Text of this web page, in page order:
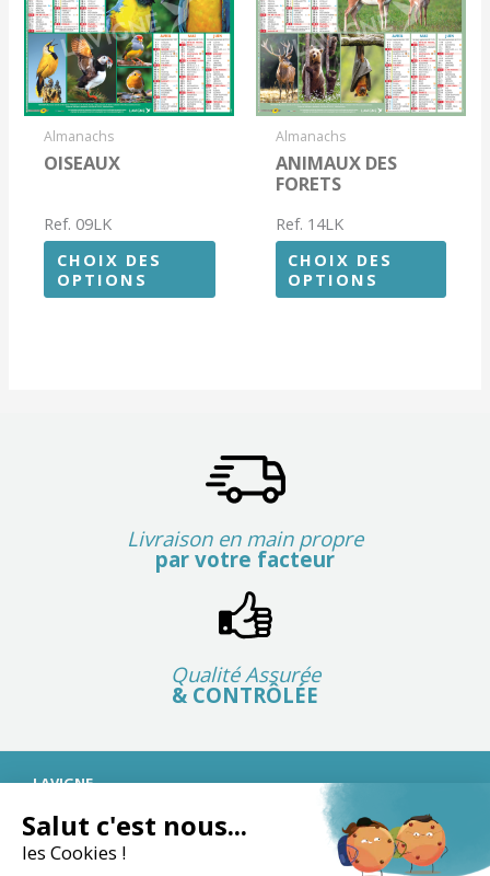
Almanachs
OISEAUX
Ref. 09LK
CHOIX DES
OPTIONS
Almanachs
ANIMAUX DES
FORETS
Ref. 14LK
CHOIX DES
OPTIONS
Livraison en main propre
par votre facteur
Qualité Assurée
& CONTRÔLÉE
LAVIGNE
L’histoire de l’almanach
Le fonctionnement de la distribution
La tradition des étrennes
Salut c'est nous...
les Cookies !